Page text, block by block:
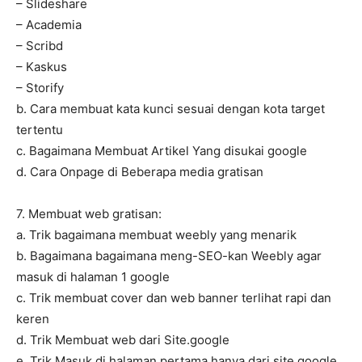
– Slideshare
– Academia
– Scribd
– Kaskus
– Storify
b. Cara membuat kata kunci sesuai dengan kota target
tertentu
c. Bagaimana Membuat Artikel Yang disukai google
d. Cara Onpage di Beberapa media gratisan
7. Membuat web gratisan:
a. Trik bagaimana membuat weebly yang menarik
b. Bagaimana bagaimana meng-SEO-kan Weebly agar
masuk di halaman 1 google
c. Trik membuat cover dan web banner terlihat rapi dan
keren
d. Trik Membuat web dari Site.google